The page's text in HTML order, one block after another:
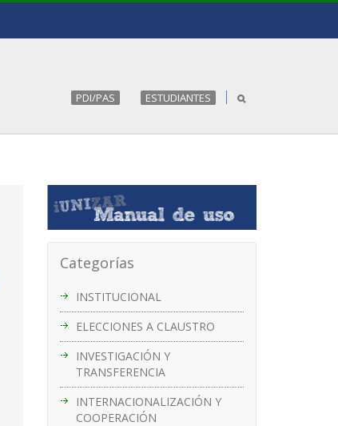
PDI/PAS ESTUDIANTES
Categorías
INSTITUCIONAL
ELECCIONES A CLAUSTRO
INVESTIGACIÓN Y
TRANSFERENCIA
INTERNACIONALIZACIÓN Y
COOPERACIÓN